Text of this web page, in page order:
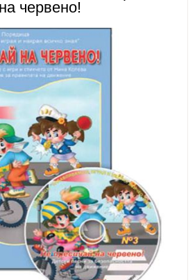
ИЗКУСТВА
СПОРТ
И ОБОРУДВАНЕ
МАТЕРИАЛИ
И УЧЕБНИЦИ
БДП
НОВИ
ПРОМОЦИИ
S.T.E.M.
на червено!